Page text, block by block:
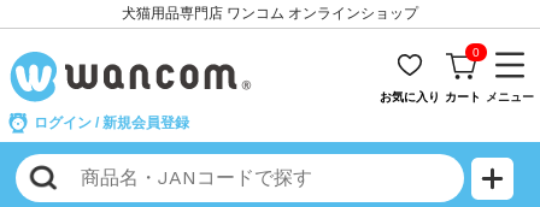
犬猫用品専門店 ワンコム オンラインショップ
ログイン / 新規会員登録
お気に入り
0
カート メニュー